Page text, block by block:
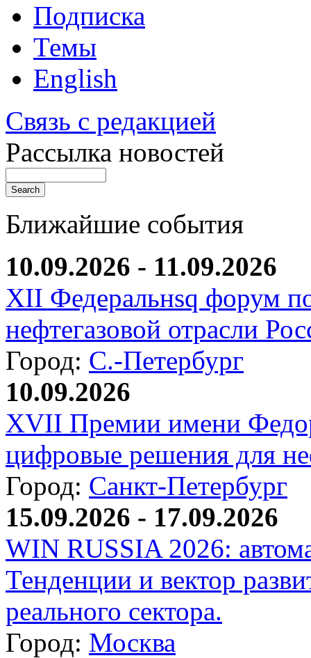
Подписка
Темы
English
Связь с редакцией
Рассылка новостей
Ближайшие события
10.09.2026 - 11.09.2026
XII Федеральнsq форум
нефтегазовой отрасли
Город: С.-Петербург
10.09.2026
XVII Премии имени
цифровые решения для
Город: Санкт-Петербург
15.09.2026 - 17.09.2026
WIN RUSSIA 2026:
Тенденции и вектор
реального сектора.
Город: Москва